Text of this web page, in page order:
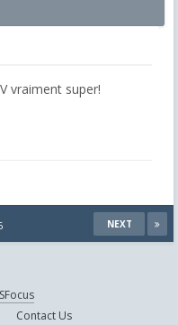
vraiment super!
NEXT
Contact Us